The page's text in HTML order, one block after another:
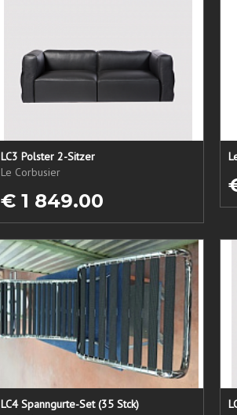
LC3 Polster 2-Sitzer
Le Corbusier
€ 1 849.00
LC4 Spanngurte-Set (35 Stck)